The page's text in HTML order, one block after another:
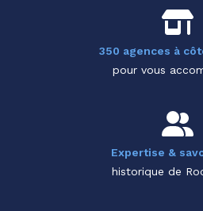
350 agences à
pour vous
Expertise &
historique de